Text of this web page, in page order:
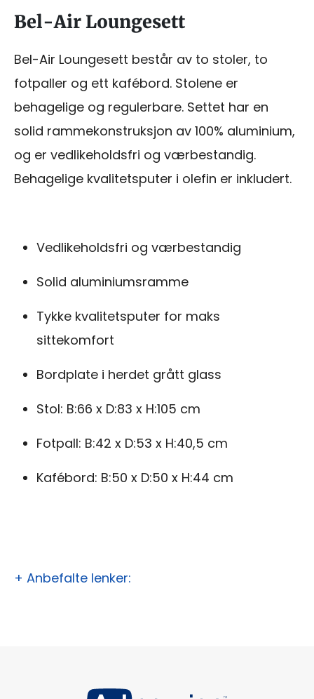
Bel-Air Loungesett
Bel-Air Loungesett består av to stoler, to
fotpaller og ett kafébord. Stolene er
behagelige og regulerbare. Settet har en
solid rammekonstruksjon av 100% aluminium,
og er vedlikeholdsfri og værbestandig.
Behagelige kvalitetsputer i olefin er inkludert.
Vedlikeholdsfri og værbestandig
Solid aluminiumsramme
Tykke kvalitetsputer for maks
sittekomfort
Bordplate i herdet grått glass
Stol: B:66 x D:83 x H:105 cm
Fotpall: B:42 x D:53 x H:40,5 cm
Kafébord: B:50 x D:50 x H:44 cm
+ Anbefalte lenker: